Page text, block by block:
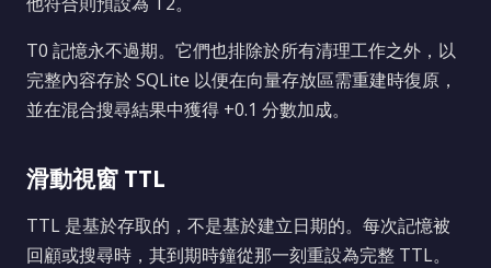
T0 記憶永不過期。它們也排除於所有清理工作之外，以
完整內容存於 SQLite 以便在向量存放區需重建時復原，
並在混合搜尋結果中獲得 +0.1 分數加成。
滑動視窗 TTL
TTL 是基於存取的，不是基於建立日期的。每次記憶被
回顧或搜尋時，其到期時鐘從那一刻重設為完整 TTL。